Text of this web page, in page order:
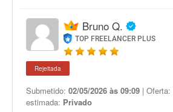
Bruno Q.
TOP FREELANCER PLUS
Rejeitada
Submetido: 02/05/2026 às 09:09 | Oferta:
estimada: Privado